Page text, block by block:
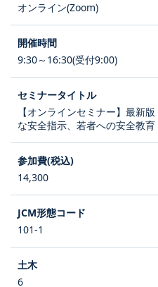
オンライン(Zoom)
9:30～16:30(受付9:00)
【オンラインセミナー】最新
な安全指示、若者への安全教育
14,300
101-1
6